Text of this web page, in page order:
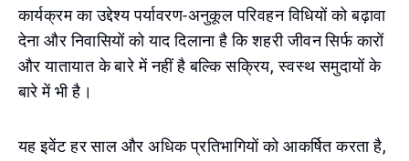
कार्यक्रम का उद्देश्य पर्यावरण-अनुकूल परिवहन विधियों को बढ़ावा
देना और निवासियों को याद दिलाना है कि शहरी जीवन सिर्फ कारों
और यातायात के बारे में नहीं है बल्कि सक्रिय, स्वस्थ समुदायों के
बारे में भी है।
यह इवेंट हर साल और अधिक प्रतिभागियों को आकर्षित करता है,